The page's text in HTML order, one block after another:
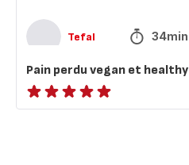
Tefal 34min
Pain perdu vegan et healthy
ratings.NaN